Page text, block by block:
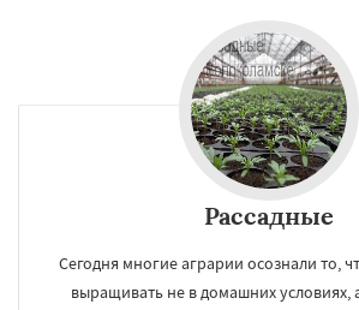
Рассадные
Сегодня многие аграрии осознали то,
выращивать не в домашних условиях,